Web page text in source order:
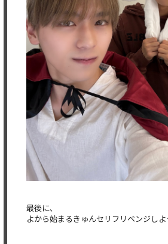
最後に、
よから始まるきゅんセリフリベンジしよ